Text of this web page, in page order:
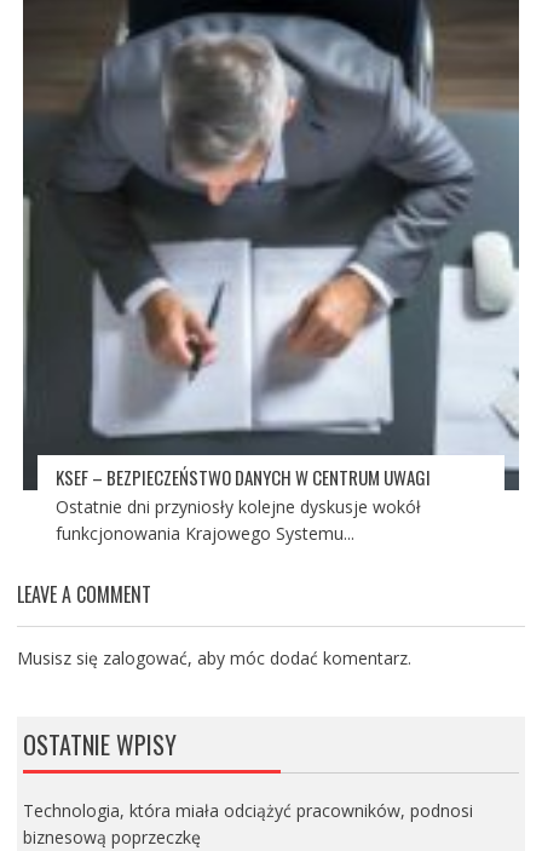
KSEF – BEZPIECZEŃSTWO DANYCH W CENTRUM UWAGI
Ostatnie dni przyniosły kolejne dyskusje wokół
funkcjonowania Krajowego Systemu...
LEAVE A COMMENT
Musisz się zalogować, aby móc dodać komentarz.
OSTATNIE WPISY
Technologia, która miała odciążyć pracowników, podnosi
biznesową poprzeczkę